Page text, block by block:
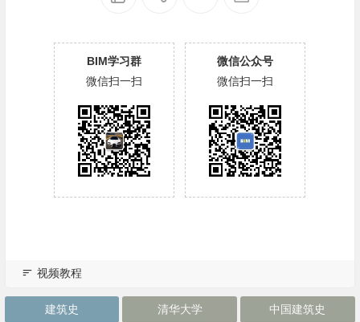
BIM学习群
微信扫一扫
微信公众号
微信扫一扫
视频教程
建筑史 清华大学 中国建筑史